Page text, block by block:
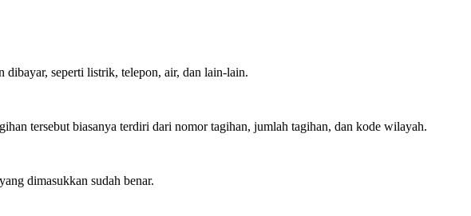
dibayar, seperti listrik, telepon, air, dan lain-lain.
tersebut biasanya terdiri dari nomor tagihan, jumlah tagihan, dan kode wilayah.
dimasukkan sudah benar.